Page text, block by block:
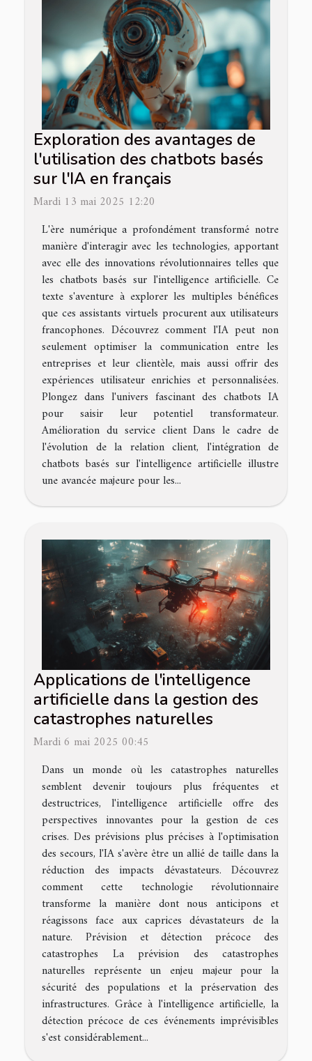
Exploration des avantages de
l'utilisation des chatbots basés
sur l'IA en français
Mardi 13 mai 2025 12:20
L'ère numérique a profondément transformé notre
manière d'interagir avec les technologies, apportant
avec elle des innovations révolutionnaires telles que
les chatbots basés sur l'intelligence artificielle. Ce
texte s'aventure à explorer les multiples bénéfices
que ces assistants virtuels procurent aux utilisateurs
francophones. Découvrez comment l'IA peut non
seulement optimiser la communication entre les
entreprises et leur clientèle, mais aussi offrir des
expériences utilisateur enrichies et personnalisées.
Plongez dans l'univers fascinant des chatbots IA
pour saisir leur potentiel transformateur.
Amélioration du service client Dans le cadre de
l'évolution de la relation client, l'intégration de
chatbots basés sur l'intelligence artificielle illustre
une avancée majeure pour les...
Applications de l'intelligence
artificielle dans la gestion des
catastrophes naturelles
Mardi 6 mai 2025 00:45
Dans un monde où les catastrophes naturelles
semblent devenir toujours plus fréquentes et
destructrices, l'intelligence artificielle offre des
perspectives innovantes pour la gestion de ces
crises. Des prévisions plus précises à l'optimisation
des secours, l'IA s'avère être un allié de taille dans la
réduction des impacts dévastateurs. Découvrez
comment cette technologie révolutionnaire
transforme la manière dont nous anticipons et
réagissons face aux caprices dévastateurs de la
nature. Prévision et détection précoce des
catastrophes La prévision des catastrophes
naturelles représente un enjeu majeur pour la
sécurité des populations et la préservation des
infrastructures. Grâce à l'intelligence artificielle, la
détection précoce de ces événements imprévisibles
s'est considérablement...